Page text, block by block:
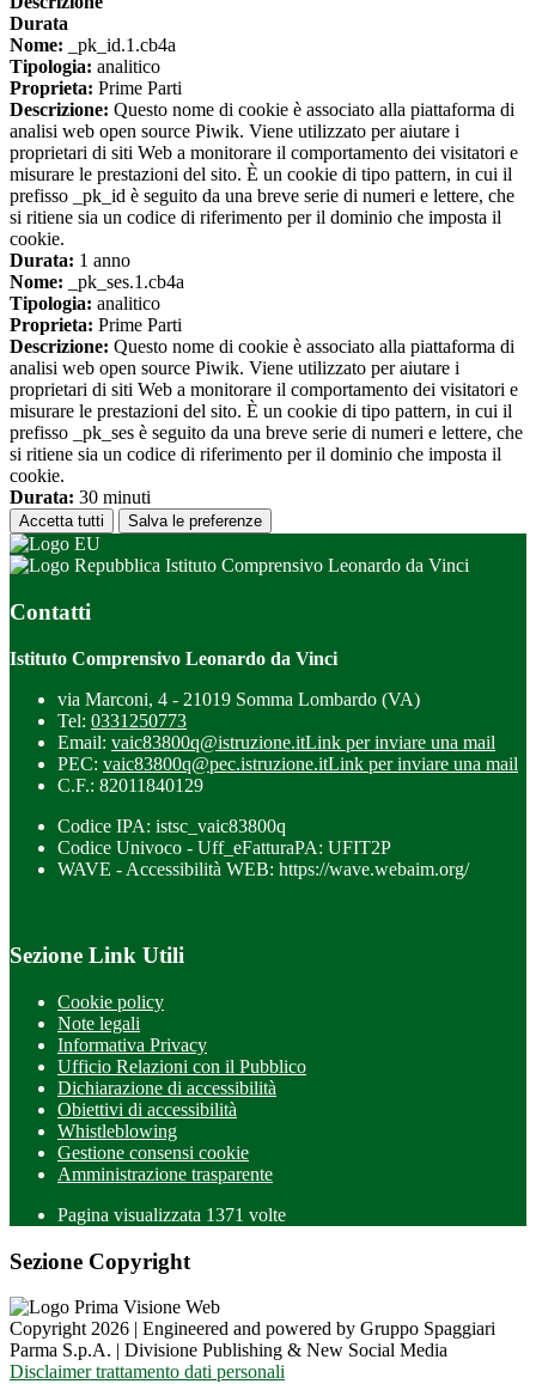
Durata
Nome: _pk_id.1.cb4a
Tipologia: analitico
Proprieta: Prime Parti
Descrizione: Questo nome di cookie è associato alla piattaforma di
analisi web open source Piwik. Viene utilizzato per aiutare i
proprietari di siti Web a monitorare il comportamento dei visitatori e
misurare le prestazioni del sito. È un cookie di tipo pattern, in cui il
prefisso _pk_id è seguito da una breve serie di numeri e lettere, che
si ritiene sia un codice di riferimento per il dominio che imposta il
cookie.
Durata: 1 anno
Nome: _pk_ses.1.cb4a
Tipologia: analitico
Proprieta: Prime Parti
Descrizione: Questo nome di cookie è associato alla piattaforma di
analisi web open source Piwik. Viene utilizzato per aiutare i
proprietari di siti Web a monitorare il comportamento dei visitatori e
misurare le prestazioni del sito. È un cookie di tipo pattern, in cui il
prefisso _pk_ses è seguito da una breve serie di numeri e lettere, che
si ritiene sia un codice di riferimento per il dominio che imposta il
cookie.
Durata: 30 minuti
Accetta tutti Salva le preferenze
Istituto Comprensivo Leonardo da Vinci
Contatti
Istituto Comprensivo Leonardo da Vinci
via Marconi, 4 - 21019 Somma Lombardo (VA)
Tel: 0331250773
Email: vaic83800q@istruzione.itLink per inviare una mail
PEC: vaic83800q@pec.istruzione.itLink per inviare una mail
C.F.: 82011840129
Codice IPA: istsc_vaic83800q
Codice Univoco - Uff_eFatturaPA: UFIT2P
WAVE - Accessibilità WEB: https://wave.webaim.org/
Sezione Link Utili
Cookie policy
Note legali
Informativa Privacy
Ufficio Relazioni con il Pubblico
Dichiarazione di accessibilità
Obiettivi di accessibilità
Whistleblowing
Gestione consensi cookie
Amministrazione trasparente
Pagina visualizzata 1371 volte
Sezione Copyright
Copyright 2026 | Engineered and powered by Gruppo Spaggiari
Parma S.p.A. | Divisione Publishing & New Social Media
Disclaimer trattamento dati personali